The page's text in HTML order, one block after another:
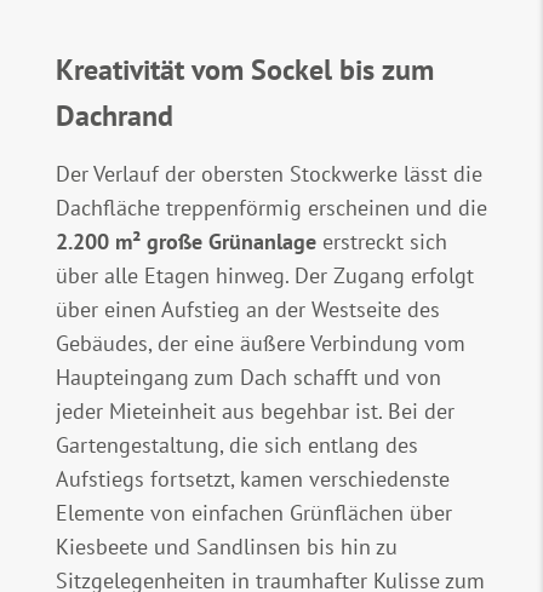
Kreativität vom Sockel bis zum
Dachrand
Der Verlauf der obersten Stockwerke lässt die
Dachfläche treppenförmig erscheinen und die
2.200 m² große Grünanlage erstreckt sich
über alle Etagen hinweg. Der Zugang erfolgt
über einen Aufstieg an der Westseite des
Gebäudes, der eine äußere Verbindung vom
Haupteingang zum Dach schafft und von
jeder Mieteinheit aus begehbar ist. Bei der
Gartengestaltung, die sich entlang des
Aufstiegs fortsetzt, kamen verschiedenste
Elemente von einfachen Grünflächen über
Kiesbeete und Sandlinsen bis hin zu
Sitzgelegenheiten in traumhafter Kulisse zum